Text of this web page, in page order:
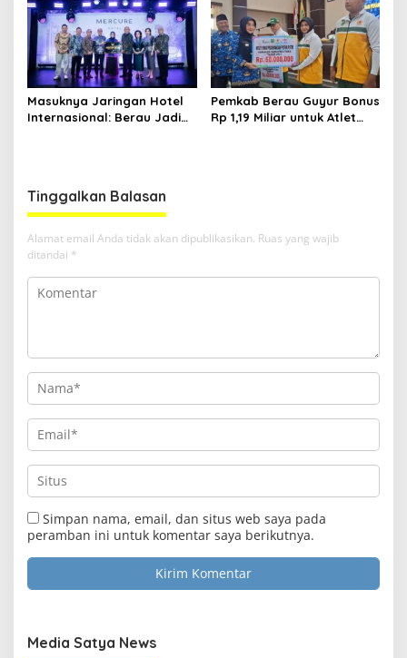
Masuknya Jaringan Hotel
Internasional: Berau Jadi
Pemkab Berau Guyur Bonus
Rp 1,19 Miliar untuk Atlet
Tinggalkan Balasan
Alamat email Anda tidak akan dipublikasikan. Ruas yang wajib
ditandai *
Simpan nama, email, dan situs web saya pada
peramban ini untuk komentar saya berikutnya.
Media Satya News